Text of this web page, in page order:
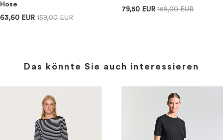
Hose
63,60 EUR 159,00 EUR
79,50 EUR 159,00 EUR
Das könnte Sie auch interessieren